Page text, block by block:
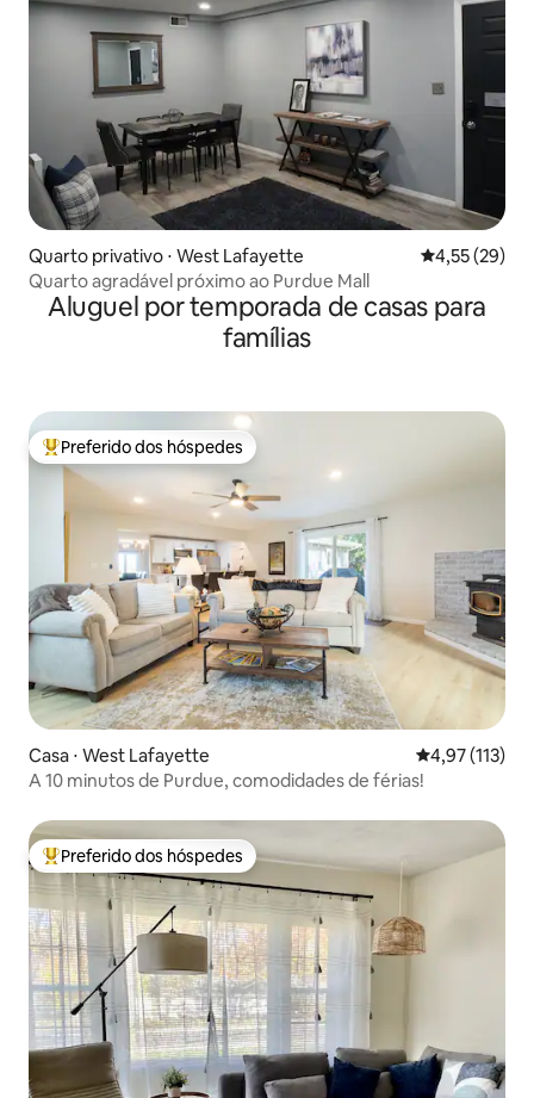
Quarto privativo ⋅ West Lafayette 4,55 de uma
4,55 (29)
Quarto agradável próximo ao Purdue Mall
Aluguel por temporada de casas para
famílias
Entre os melhores preferidos dos hóspedes
Preferido dos hóspedes
Casa ⋅ West Lafayette 4,97 de uma
4,97 (113)
A 10 minutos de Purdue, comodidades de férias!
Entre os melhores preferidos dos hóspedes
Preferido dos hóspedes